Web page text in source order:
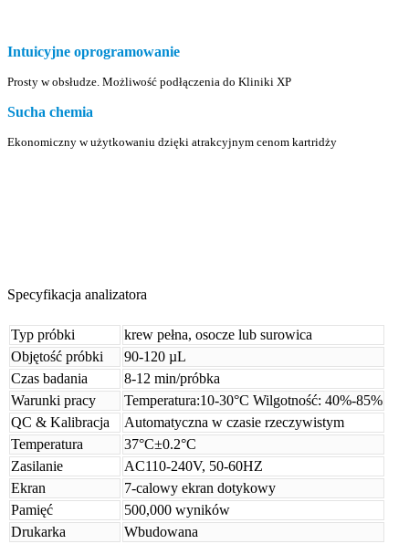
Intuicyjne oprogramowanie
Prosty w obsłudze. Możliwość podłączenia do Kliniki XP
Sucha chemia
Ekonomiczny w użytkowaniu dzięki atrakcyjnym cenom kartridży
Specyfikacja analizatora
Typ próbki
krew pełna, osocze lub surowica
Objętość próbki
90-120 µL
Czas badania
8-12 min/próbka
Warunki pracy
Temperatura:10-30°C Wilgotność: 40%-85%
QC & Kalibracja
Automatyczna w czasie rzeczywistym
Temperatura
37°C±0.2°C
Zasilanie
AC110-240V, 50-60HZ
Ekran
7-calowy ekran dotykowy
Pamięć
500,000 wyników
Drukarka
Wbudowana